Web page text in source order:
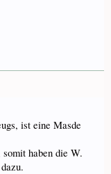
ist eine Masde
haben die W.